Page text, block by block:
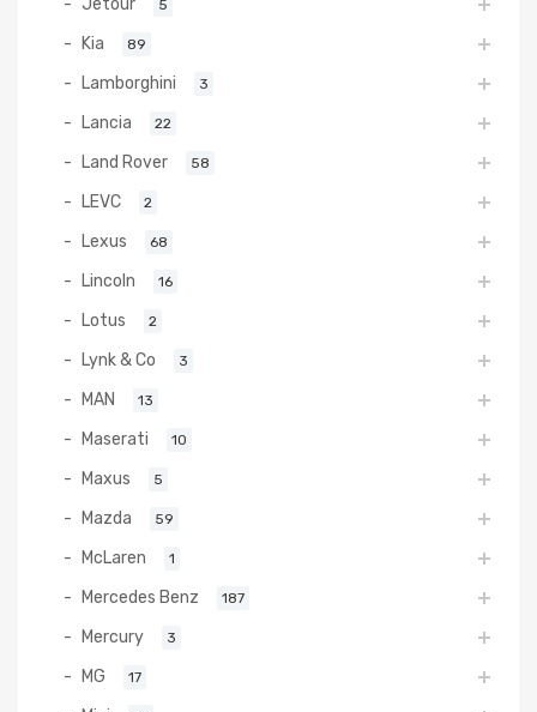
5
Kia 89
Lamborghini 3
Lancia 22
Land Rover 58
LEVC 2
Lexus 68
Lincoln 16
Lotus 2
Lynk & Co 3
MAN 13
Maserati 10
Maxus 5
Mazda 59
McLaren 1
Mercedes Benz 187
Mercury 3
MG 17